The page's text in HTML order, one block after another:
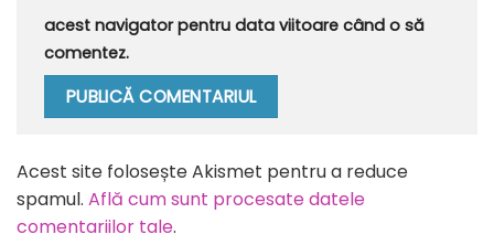
acest navigator pentru data viitoare când o să
comentez.
Acest site folosește Akismet pentru a reduce
spamul. Află cum sunt procesate datele
comentariilor tale.